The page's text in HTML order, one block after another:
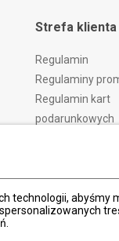
technologii, abyśmy
Strefa klienta
Regulamin
Regulaminy
Regulamin kart
podarunkowych
Reklamacje
Metody
PayPo